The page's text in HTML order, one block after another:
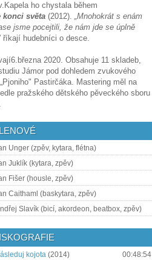
ho chystala během
konci světa (2012). „Mnohokrát s enám
jsme pocejtili, že nám jde se úplně
říkají hudebníci o desce.
2020. Obsahuje 11 skladeb,
Jámor pod dohledem zvukového
Pastirčáka. Mastering měl na
pražského dětského pěveckého sboru
Unger (zpěv, kytara, flétna)
Juklík (kytara, zpěv)
Fišer (housle, zpěv)
Caithaml (baskytara, zpěv)
Slavík (bicí, akordeon, beatbox, zpěv)
kojota (2014)
00:48:54